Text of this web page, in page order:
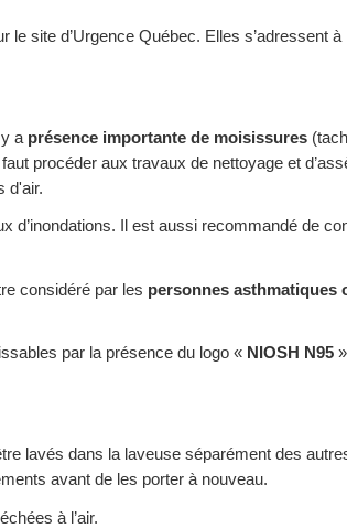
le site d’Urgence Québec. Elles s’adressent
a présence importante de moisissures
procéder aux travaux de nettoyage et
d'air.
d’inondations. Il est aussi recommandé de
considéré par les personnes asthmatiques
par la présence du logo « NIOSH N95
lavés dans la laveuse séparément des
avant de les porter à nouveau.
à l’air.